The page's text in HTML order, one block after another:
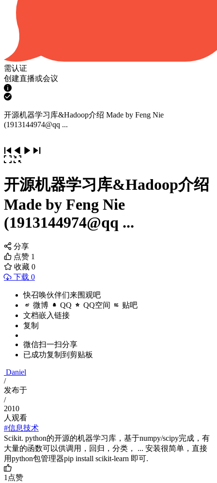
需认证
创建直播或会议
开源机器学习库&Hadoop介绍 Made by Feng Nie
(1913144974@qq ...
开源机器学习库&Hadoop介绍
Made by Feng Nie
(1913144974@qq ...
分享
点赞 1
收藏 0
下载 0
快召唤伙伴们来围观吧
微博 QQ QQ空间 贴吧
文档嵌入链接
复制
微信扫一扫分享
已成功复制到剪贴板
Daniel
/
发布于
/
2010
人观看
#信息技术
Scikit. python的开源的机器学习库，基于numpy/scipy完成，有
大量的函数可以供调用，回归，分类， ... 安装很简单，直接
用python包管理器pip install scikit-learn 即可.
1点赞